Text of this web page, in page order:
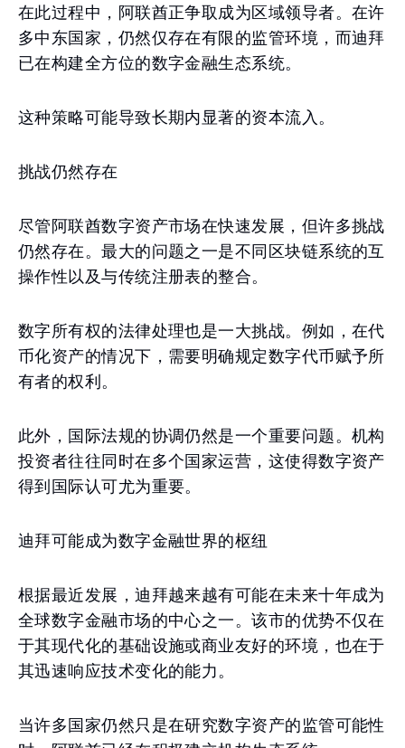
在此过程中，阿联酋正争取成为区域领导者。在许
多中东国家，仍然仅存在有限的监管环境，而迪拜
已在构建全方位的数字金融生态系统。
这种策略可能导致长期内显著的资本流入。
挑战仍然存在
尽管阿联酋数字资产市场在快速发展，但许多挑战
仍然存在。最大的问题之一是不同区块链系统的互
操作性以及与传统注册表的整合。
数字所有权的法律处理也是一大挑战。例如，在代
币化资产的情况下，需要明确规定数字代币赋予所
有者的权利。
此外，国际法规的协调仍然是一个重要问题。机构
投资者往往同时在多个国家运营，这使得数字资产
得到国际认可尤为重要。
迪拜可能成为数字金融世界的枢纽
根据最近发展，迪拜越来越有可能在未来十年成为
全球数字金融市场的中心之一。该市的优势不仅在
于其现代化的基础设施或商业友好的环境，也在于
其迅速响应技术变化的能力。
当许多国家仍然只是在研究数字资产的监管可能性